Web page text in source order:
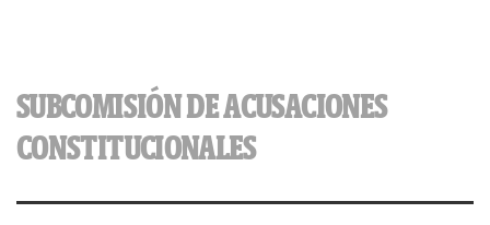
SUBCOMISIÓN DE ACUSACIONES
CONSTITUCIONALES